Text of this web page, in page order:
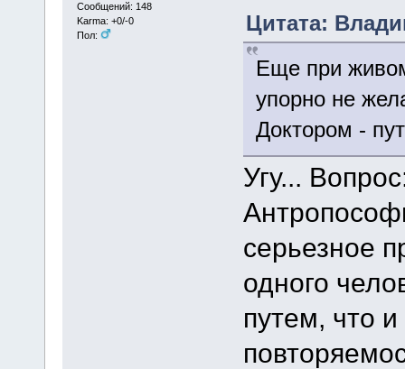
Сообщений: 148
Karma: +0/-0
Пол:
Цитата:
Еще при
упорно не
Доктором -
Угу...
серьезное
одного
путем, что